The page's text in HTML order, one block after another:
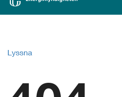
Lyssna